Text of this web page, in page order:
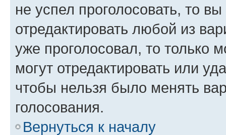
не успел проголосовать, то
отредактировать любой из
уже проголосовал, то только
могут отредактировать или
чтобы нельзя было менять
голосования.
Вернуться к началу